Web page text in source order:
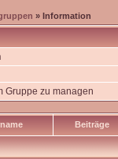
» Information
Gruppe zu managen
Beiträge